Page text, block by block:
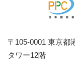
〒105-0001 東京
タワー12階